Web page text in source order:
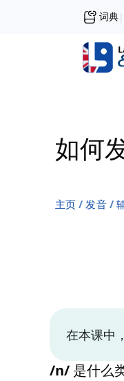
词典|
如何
主页 发音
在本课中
/n/ 是什么